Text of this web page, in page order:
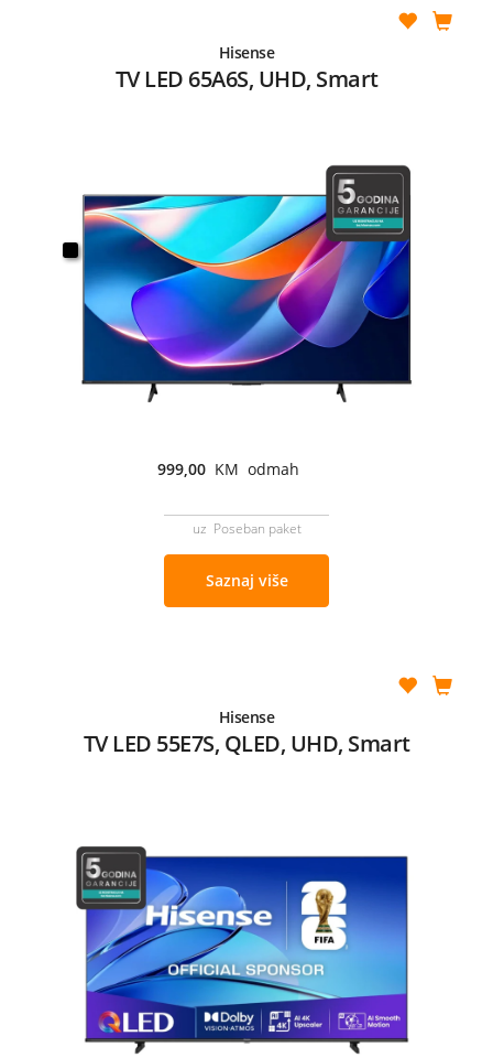
Hisense
TV LED 65A6S, UHD, Smart
999,00 KM odmah
uz Poseban paket
Saznaj više
Hisense
TV LED 55E7S, QLED, UHD, Smart